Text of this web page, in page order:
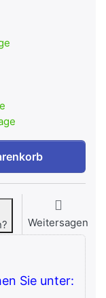
- ATX
Weitersagen
Sie unter: